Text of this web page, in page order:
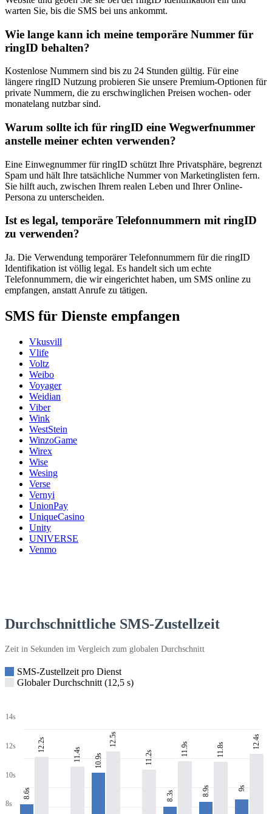
warten Sie, bis die SMS bei uns ankommt.
Wie lange kann ich meine temporäre Nummer für
ringID behalten?
Kostenlose Nummern sind bis zu 24 Stunden gültig. Für eine
längere ringID Nutzung probieren Sie unsere Premium-Optionen für
private Nummern, die zu erschwinglichen Preisen wochen- oder
monatelang nutzbar sind.
Warum sollte ich für ringID eine Wegwerfnummer
anstelle meiner echten verwenden?
Eine Einwegnummer für ringID schützt Ihre Privatsphäre, begrenzt
Spam und hält Ihre tatsächliche Nummer von Marketinglisten fern.
Sie hilft auch, zwischen Ihrem realen Leben und Ihrer Online-
Persona zu unterscheiden.
Ist es legal, temporäre Telefonnummern mit ringID
zu verwenden?
Ja. Die Verwendung temporärer Telefonnummern für die ringID
Identifikation ist völlig legal. Es handelt sich um echte
Telefonnummern, die wir eingerichtet haben, um SMS online zu
empfangen, anstatt Anrufe zu tätigen.
SMS für Dienste empfangen
Vkusvill
Vlife
Voltz
Weibo
Voyager
Weidian
Viber
Wink
WestStein
WinzoGame
Wirex
Wise
Wesing
Verse
Vernyi
UnionPay
UniqueCasino
Unity
UNIVERSE
Venmo
Durchschnittliche SMS-Zustellzeit
Zeit in Sekunden im Vergleich zum globalen Durchschnitt
SMS-Zustellzeit pro Dienst
Globaler Durchschnitt (12,5 s)
14s
12s
10s
8s
8.6s
12.2s
11.4s 10.9s
12.5s
11.2s
8.3s
11.9s
8.9s
11.8s
9s
12.4s